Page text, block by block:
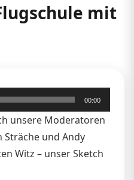
mit
00:00
unsere Moderatoren
Sträche und Andy
Witz – unser Sketch